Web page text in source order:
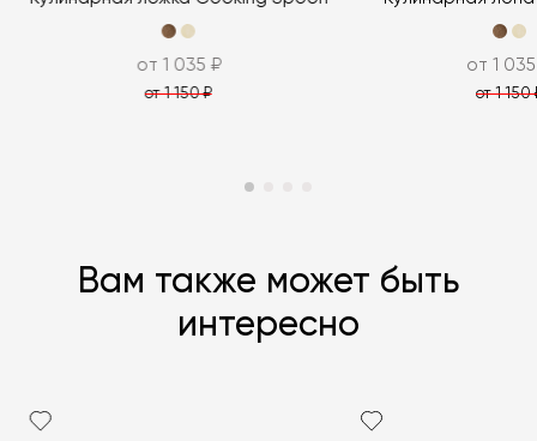
от 1 035 ₽
от 1 150 ₽
от 1
от 1 150
Вам также может быть
интересно